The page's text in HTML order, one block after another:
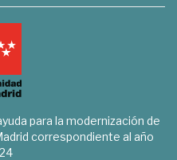
para la modernización de
correspondiente al año